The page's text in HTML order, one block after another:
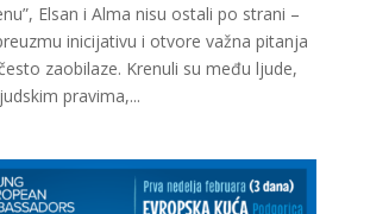
Elsan i Alma nisu ostali po strani –
inicijativu i otvore važna pitanja
zaobilaze. Krenuli su među ljude,
pravima,...